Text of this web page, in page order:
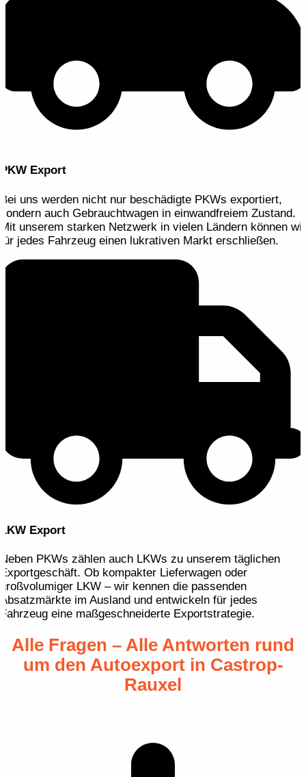
PKW Export
Bei uns werden nicht nur beschädigte PKWs exportiert,
sondern auch Gebrauchtwagen in einwandfreiem Zustand.
Mit unserem starken Netzwerk in vielen Ländern können wir
für jedes Fahrzeug einen lukrativen Markt erschließen.
LKW Export
Neben PKWs zählen auch LKWs zu unserem täglichen
Exportgeschäft. Ob kompakter Lieferwagen oder
großvolumiger LKW – wir kennen die passenden
Absatzmärkte im Ausland und entwickeln für jedes
Fahrzeug eine maßgeschneiderte Exportstrategie.
Alle Fragen – Alle Antworten rund
um den Autoexport in Castrop-
Rauxel